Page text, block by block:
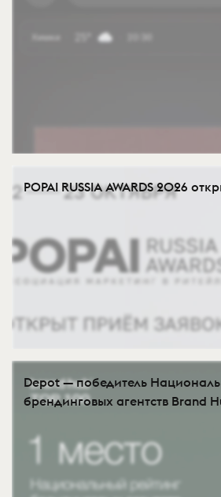
POPAI RUSSIA AWARDS 2026
Depot — победитель
брендинговых агентств Brand